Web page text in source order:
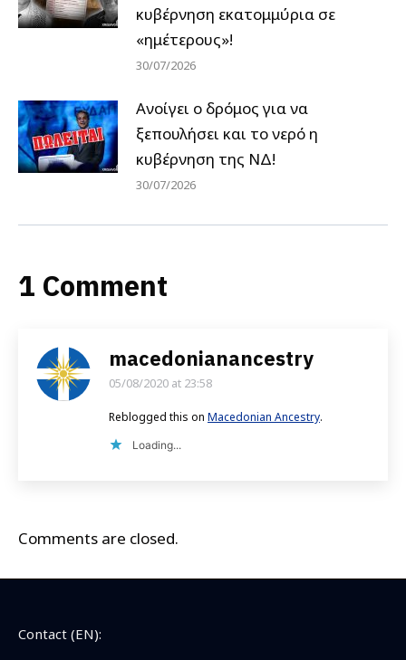
κυβέρνηση εκατομμύρια σε
«ημέτερους»!
30/07/2026
Ανοίγει ο δρόμος για να
ξεπουλήσει και το νερό η
κυβέρνηση της ΝΔ!
30/07/2026
1 Comment
macedonianancestry
says:
05/08/2020 at 23:58
Reblogged this on Macedonian Ancestry.
Loading...
Comments are closed.
Contact (EN):